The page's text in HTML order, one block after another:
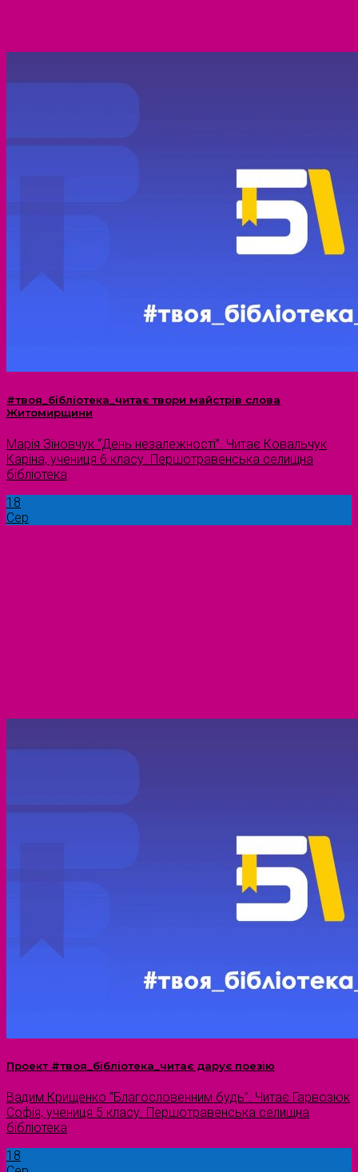
#твоя_бібліотека_читає твори майстрів слова
Житомирщини
Марія Зіновчук “День незалежності”. Читає Ковальчук
Каріна, учениця 6 класу. Першотравенська селищна
бібліотека
18
Сер
Проект #твоя_бібліотека_читає дарує поезію
Вадим Крищенко “Благословенним будь”. Читає Гарвозюк
Софія, учениця 5 класу. Першотравенська селищна
бібліотека
18